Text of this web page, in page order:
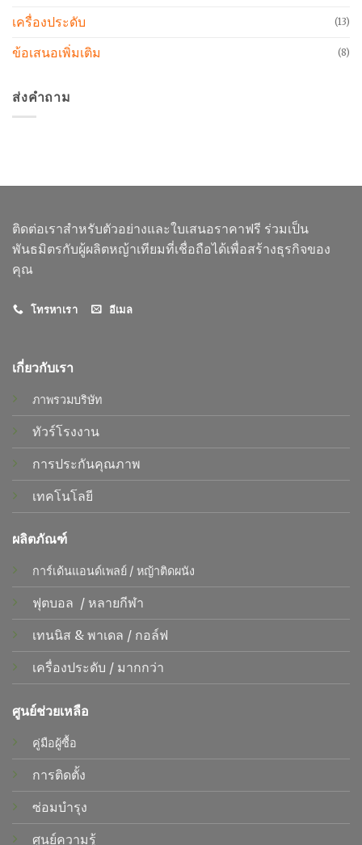
เครื่องประดับ (13)
ข้อเสนอเพิ่มเติม (8)
ส่งคำถาม
ติดต่อเราสำหรับตัวอย่างและใบเสนอราคาฟรี ร่วมเป็น
พันธมิตรกับผู้ผลิตหญ้าเทียมที่เชื่อถือได้เพื่อสร้างธุรกิจของ
คุณ
โทรหาเรา อีเมล
เกี่ยวกับเรา
ภาพรวมบริษัท
ทัวร์โรงงาน
การประกันคุณภาพ
เทคโนโลยี
ผลิตภัณฑ์
การ์เด้นแอนด์เพลย์/ หญ้าติดผนัง
ฟุตบอล / หลายกีฬา
เทนนิส & พาเดล / กอล์ฟ
เครื่องประดับ / มากกว่า
ศูนย์ช่วยเหลือ
คู่มือผู้ซื้อ
การติดตั้ง
ซ่อมบำรุง
ศูนย์ความรู้